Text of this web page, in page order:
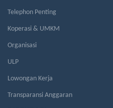
Telephon Penting
Koperasi & UMKM
Organisasi
ULP
Lowongan Kerja
Transparansi Anggaran